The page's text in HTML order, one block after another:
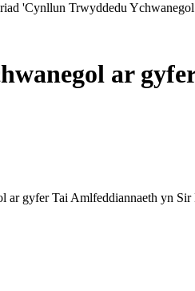
'Cynllun Trwyddedu
ar
ar gyfer Tai Amlfeddiannaeth yn